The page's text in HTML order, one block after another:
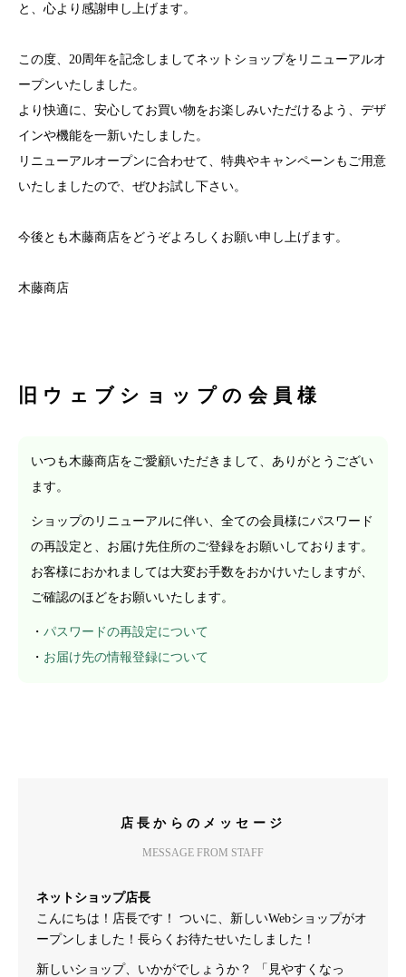
と、心より感謝申し上げます。
この度、20周年を記念しましてネットショップをリニューアルオ
ープンいたしました。
より快適に、安心してお買い物をお楽しみいただけるよう、デザ
インや機能を一新いたしました。
リニューアルオープンに合わせて、特典やキャンペーンもご用意
いたしましたので、ぜひお試し下さい。
今後とも木藤商店をどうぞよろしくお願い申し上げます。
木藤商店
旧ウェブショップの会員様
いつも木藤商店をご愛顧いただきまして、ありがとうござい
ます。
ショップのリニューアルに伴い、全ての会員様にパスワード
の再設定と、お届け先住所のご登録をお願いしております。
お客様におかれましては大変お手数をおかけいたしますが、
ご確認のほどをお願いいたします。
・ パスワードの再設定について
・ お届け先の情報登録について
店長からのメッセージ
MESSAGE FROM STAFF
ネットショップ店長
こんにちは！店長です！ ついに、新しいWebショップがオ
ープンしました！長らくお待たせいたしました！
新しいショップ、いかがでしょうか？ 「見やすくなっ